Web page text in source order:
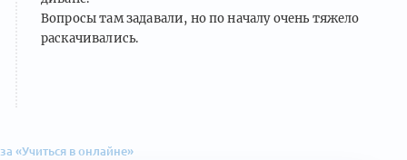
Вопросы там задавали, но по началу очень тяжело
раскачивались.
за «Учиться в онлайне»